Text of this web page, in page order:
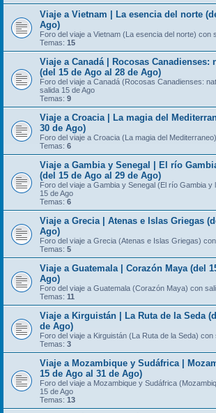
Viaje a Vietnam | La esencia del norte
Ago)
Foro del viaje a Vietnam (La esencia del norte) con
Temas: 15
Viaje a Canadá | Rocosas Canadienses:
(del 15 de Ago al 28 de Ago)
Foro del viaje a Canadá (Rocosas Canadienses:
salida 15 de Ago
Temas: 9
Viaje a Croacia | La magia del
30 de Ago)
Foro del viaje a Croacia (La magia del
Temas: 6
Viaje a Gambia y Senegal | El río
(del 15 de Ago al 29 de Ago)
Foro del viaje a Gambia y Senegal (El río Gambia
15 de Ago
Temas: 6
Viaje a Grecia | Atenas e Islas Griegas
Ago)
Foro del viaje a Grecia (Atenas e Islas Griegas)
Temas: 5
Viaje a Guatemala | Corazón Maya (del
Ago)
Foro del viaje a Guatemala (Corazón Maya) con
Temas: 11
Viaje a Kirguistán | La Ruta de la Seda
de Ago)
Foro del viaje a Kirguistán (La Ruta de la Seda) con
Temas: 3
Viaje a Mozambique y Sudáfrica |
15 de Ago al 31 de Ago)
Foro del viaje a Mozambique y Sudáfrica
15 de Ago
Temas: 13